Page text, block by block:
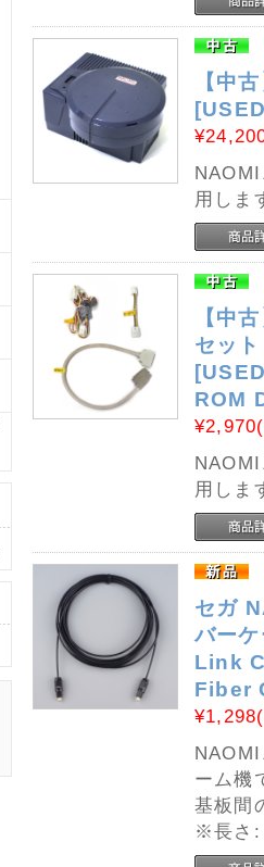
【中
用しま
【中
セッ
ROM
¥2,970
用しま
セガ
バー
Link
Fiber
¥1,298
ーム機
基板間
※長さ: